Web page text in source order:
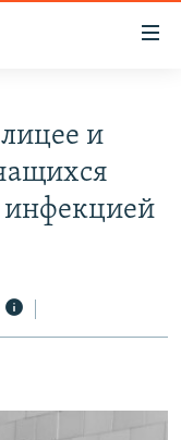
и
инфекцией